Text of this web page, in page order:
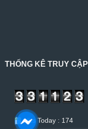
THỐNG KÊ TRUY CẬP
Hits Today : 174